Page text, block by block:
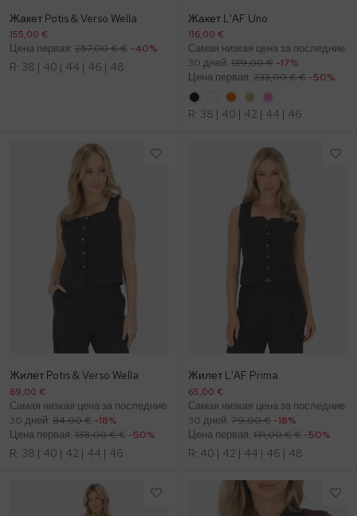
Жакет Potis & Verso Wella
155,00 €
Цена первая: 257,00 € € -40%
R: 38 | 40 | 44 | 46 | 48
Жакет L'AF Uno
116,00 €
Самая низкая цена за последние
30 дней:139,00 € -17%
Цена первая:233,00 € € -50%
R: 38 | 40 | 42 | 44 | 46
Жилет Potis & Verso Wella
69,00 €
Самая низкая цена за последние
30 дней: 84,00 € -18%
Цена первая: 138,00 € € -50%
R: 38 | 40 | 42 | 44 | 46
Жилет L'AF Prima
65,00 €
Самая низкая цена за последние
30 дней:79,00 € -18%
Цена первая:131,00 € € -50%
R: 40 | 42 | 44 | 46 | 48